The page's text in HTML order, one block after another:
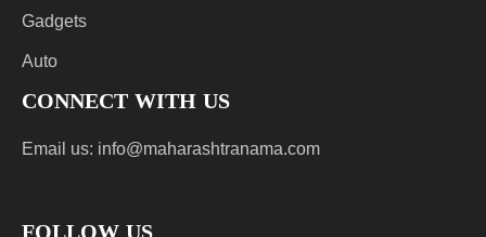
Gadgets
Auto
CONNECT WITH US
Email us: info@maharashtranama.com